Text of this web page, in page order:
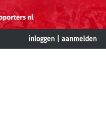
inloggen aanmelden